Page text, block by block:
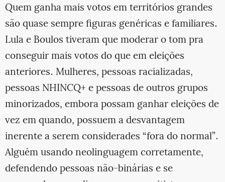
Quem ganha mais votos em territórios grandes
são quase sempre figuras genéricas e familiares.
Lula e Boulos tiveram que moderar o tom pra
conseguir mais votos do que em eleições
anteriores. Mulheres, pessoas racializadas,
pessoas NHINCQ+ e pessoas de outros grupos
minorizados, embora possam ganhar eleições de
vez em quando, possuem a desvantagem
inerente a serem considerades “fora do normal”.
Alguém usando neolinguagem corretamente,
defendendo pessoas não-binárias e se